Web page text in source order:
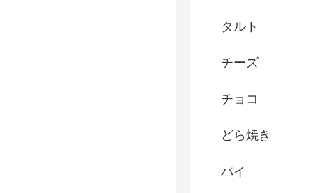
タルト
チーズ
チョコ
どら焼き
パイ